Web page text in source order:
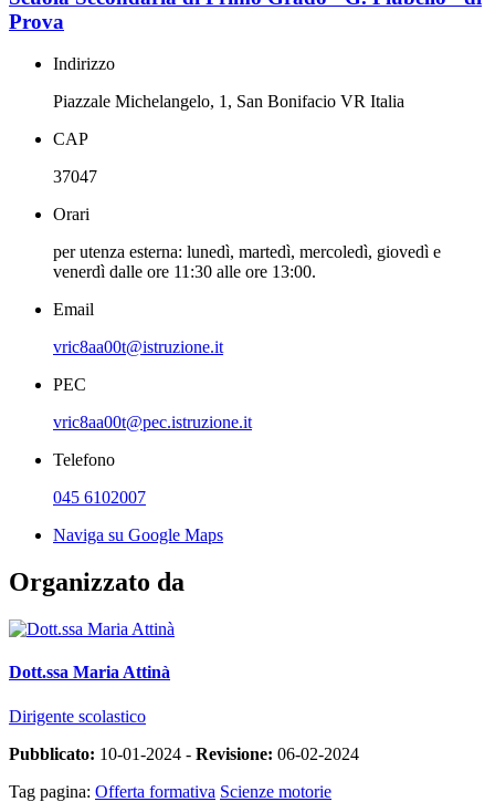
Prova
Indirizzo
Piazzale Michelangelo, 1, San Bonifacio VR Italia
CAP
37047
Orari
per utenza esterna: lunedì, martedì, mercoledì, giovedì e
venerdì dalle ore 11:30 alle ore 13:00.
Email
vric8aa00t@istruzione.it
PEC
vric8aa00t@pec.istruzione.it
Telefono
045 6102007
Naviga su Google Maps
Organizzato da
Dott.ssa Maria Attinà
Dirigente scolastico
Pubblicato: 10-01-2024 - Revisione: 06-02-2024
Tag pagina: Offerta formativa Scienze motorie